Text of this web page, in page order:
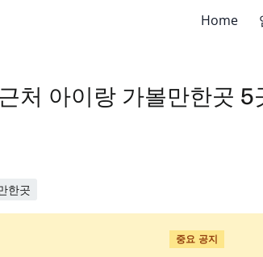
Home
출
처 아이랑 가볼만한곳
한곳
중요 공지